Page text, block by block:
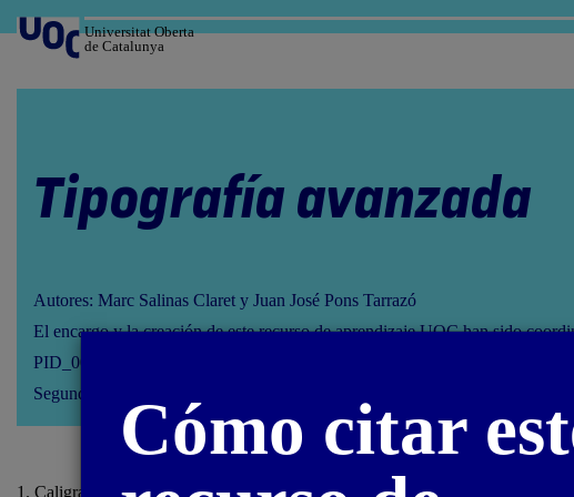
al
contenido
Universitat Oberta
de Catalunya
Tipografía avanzada
Autores: Marc Salinas Claret y Juan José Pons Tarrazó
El encargo y la creación de este recurso de aprendizaje UOC han sido
PID_00293634
Segunda edición: febrero 2023
1. Caligrafía y lettering/ 1.2. Caligrafía
Cómo citar